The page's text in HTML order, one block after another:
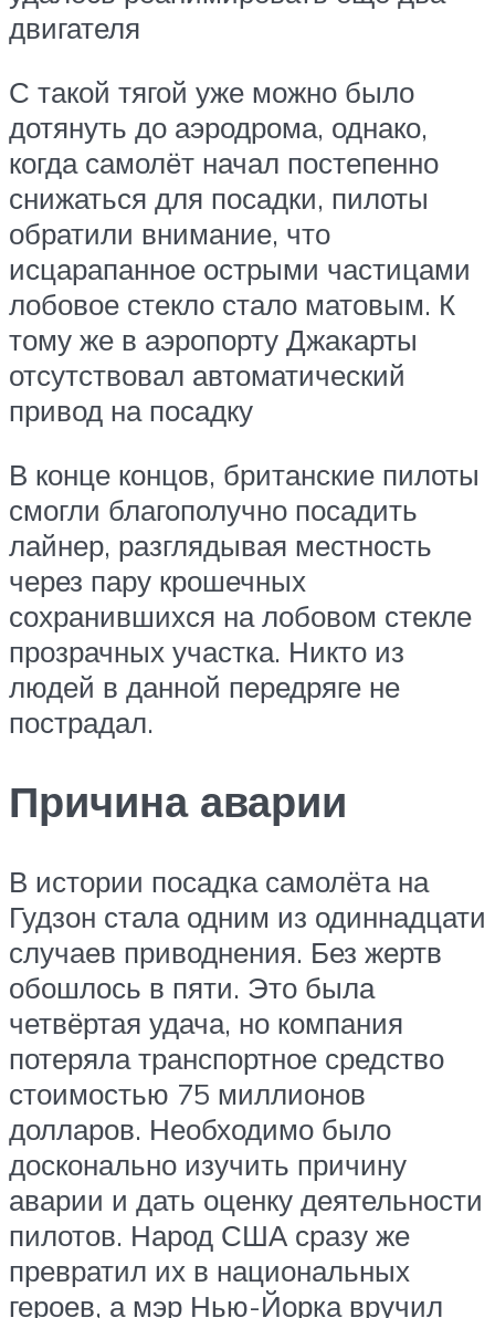
двигателя
С такой тягой уже можно было
дотянуть до аэродрома, однако,
когда самолёт начал постепенно
снижаться для посадки, пилоты
обратили внимание, что
исцарапанное острыми частицами
лобовое стекло стало матовым. К
тому же в аэропорту Джакарты
отсутствовал автоматический
привод на посадку
В конце концов, британские пилоты
смогли благополучно посадить
лайнер, разглядывая местность
через пару крошечных
сохранившихся на лобовом стекле
прозрачных участка. Никто из
людей в данной передряге не
пострадал.
Причина аварии
В истории посадка самолёта на
Гудзон стала одним из одиннадцати
случаев приводнения. Без жертв
обошлось в пяти. Это была
четвёртая удача, но компания
потеряла транспортное средство
стоимостью 75 миллионов
долларов. Необходимо было
досконально изучить причину
аварии и дать оценку деятельности
пилотов. Народ США сразу же
превратил их в национальных
героев, а мэр Нью-Йорка вручил